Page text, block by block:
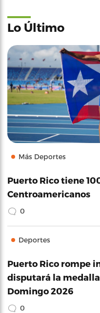
Lo Último
Más Deportes
Puerto Rico tiene
Centroamericanos
0
Deportes
Puerto Rico rompe
disputará la
Domingo 2026
0